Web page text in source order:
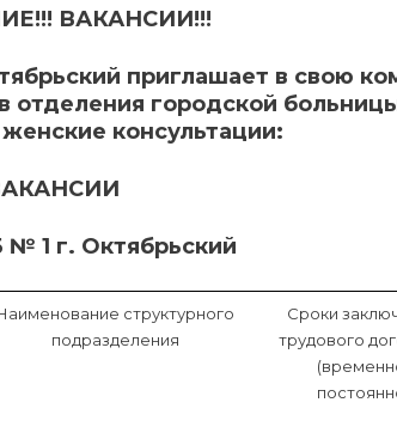
ВАКАНСИИ!!!
приглашает в свою
отделения городской
консультации:
1 г. Октябрьский
структурного
подразделения
Сроки
трудового